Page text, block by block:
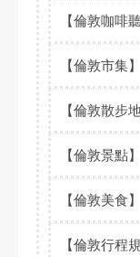
【倫敦咖啡聽
【倫敦市集】
【倫敦散步
【倫敦景點】
【倫敦美食】
【倫敦行程